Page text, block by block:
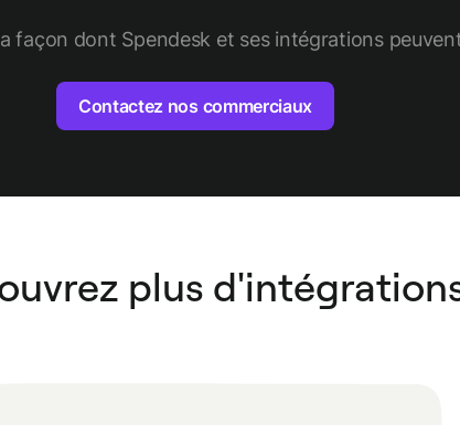
façon dont Spendesk et ses intégrations
Contactez nos commerciaux
plus